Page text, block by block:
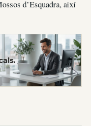
d’Esquadra, així